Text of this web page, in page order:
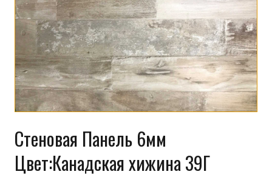
Стеновая Панель 6мм
Цвет:Канадская хижина 39Г